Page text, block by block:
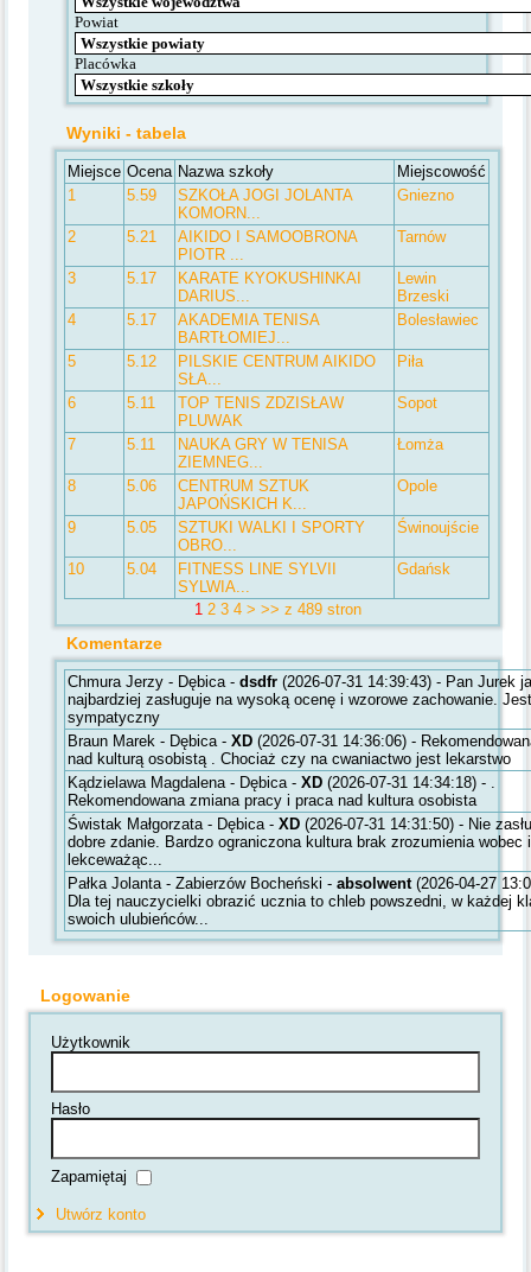
Powiat
Placówka
Wyniki - tabela
Miejsce Ocena Nazwa szkoły
Miejscowość
1
5.59
SZKOŁA JOGI JOLANTA
KOMORN...
Gniezno
2 5.21
AIKIDO I SAMOOBRONA
PIOTR ...
Tarnów
3 5.17
KARATE KYOKUSHINKAI
DARIUS...
Lewin
Brzeski
4
5.17
AKADEMIA TENISA
BARTŁOMIEJ...
Bolesławiec
5 5.12
PILSKIE CENTRUM AIKIDO
SŁA...
Piła
6 5.11
TOP TENIS ZDZISŁAW
PLUWAK
Sopot
7 5.11
NAUKA GRY W TENISA
ZIEMNEG...
Łomża
8 5.06
CENTRUM SZTUK
JAPOŃSKICH K...
Opole
9 5.05
SZTUKI WALKI I SPORTY
OBRO...
Świnoujście
10 5.04
FITNESS LINE SYLVII
SYLWIA...
Gdańsk
1 2 3 4 > >> z 489 stron
Komentarze
Chmura Jerzy - Dębica -dsdfr (2026-07-31 14:39:43) - Pan Jurek
najbardziej zasługuje na wysoką ocenę i wzorowe zachowanie.
sympatyczny
Braun Marek - Dębica -XD (2026-07-31 14:36:06) -
nad kulturą osobistą . Chociaż czy na cwaniactwo jest lekarstwo
Kądzielawa Magdalena - Dębica -XD (2026-07-31 14:34:18) - .
Rekomendowana zmiana pracy i praca nad kultura osobista
Świstak Małgorzata - Dębica -XD (2026-07-31 14:31:50) - Nie
dobre zdanie. Bardzo ograniczona kultura brak zrozumienia wobec
lekceważąc...
Pałka Jolanta - Zabierzów Bocheński -absolwent(2026-04-27
Dla tej nauczycielki obrazić ucznia to chleb powszedni, w każdej
swoich ulubieńców...
Logowanie
Użytkownik
Hasło
Zapamiętaj
Utwórz konto